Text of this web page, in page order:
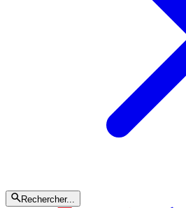
Rechercher...